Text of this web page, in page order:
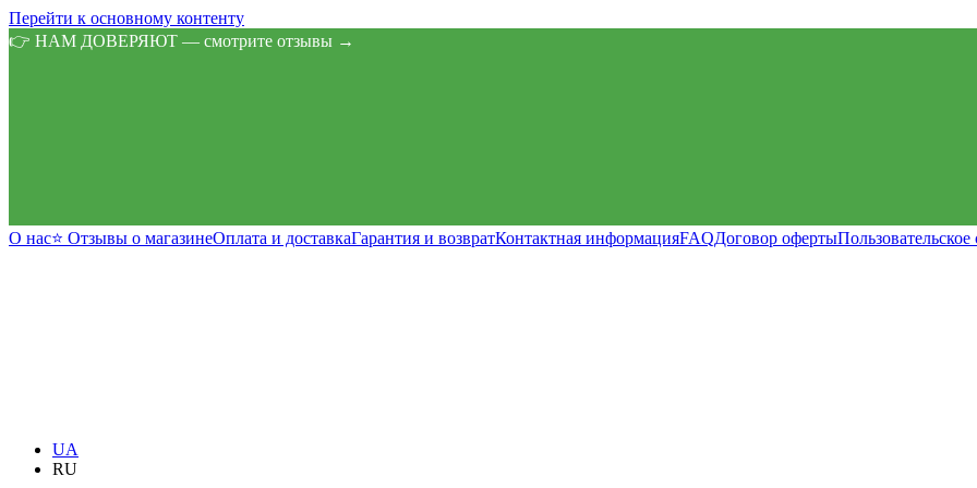
Перейти к основному контенту
👉 НАМ ДОВЕРЯЮТ — смотрите отзывы →
О нас⭐ Отзывы о магазинеОплата и доставкаГарантия и возвратКонтактная информацияFAQДоговор оферты
UA
RU